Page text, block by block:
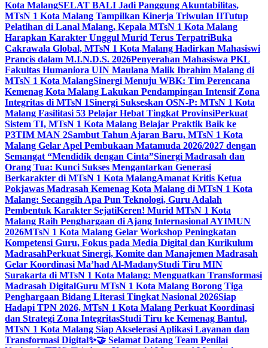
Kota MalangSELAT BALI Jadi Panggung Akuntabilitas,
MTsN 1 Kota Malang Tampilkan Kinerja Triwulan IITutup
Pelatihan di Lanal Malang, Kepala MTsN 1 Kota Malang
Harapkan Karakter Unggul Murid Terus TerpatriBuka
Cakrawala Global, MTsN 1 Kota Malang Hadirkan Mahasiswi
Prancis dalam M.I.N.D.S. 2026Penyerahan Mahasiswa PKL
Fakultas Humaniora UIN Maulana Malik Ibrahim Malang di
MTsN 1 Kota MalangSinergi Menuju WBK: Tim Perencana
Kemenag Kota Malang Lakukan Pendampingan Intensif Zona
Integritas di MTsN 1Sinergi Sukseskan OSN-P: MTsN 1 Kota
Malang Fasilitasi 53 Pelajar Hebat Tingkat ProvinsiPerkuat
Sistem TI, MTsN 1 Kota Malang Belajar Praktik Baik ke
P3TIM MAN 2Sambut Tahun Ajaran Baru, MTsN 1 Kota
Malang Gelar Apel Pembukaan Matamuda 2026/2027 dengan
Semangat “Mendidik dengan Cinta”Sinergi Madrasah dan
Orang Tua: Kunci Sukses Mengantarkan Generasi
Berkarakter di MTsN 1 Kota MalangAmanat Kritis Ketua
Pokjawas Madrasah Kemenag Kota Malang di MTsN 1 Kota
Malang: Secanggih Apa Pun Teknologi, Guru Adalah
Pembentuk Karakter SejatiKeren! Murid MTsN 1 Kota
Malang Raih Penghargaan di Ajang Internasional AYIMUN
2026MTsN 1 Kota Malang Gelar Workshop Peningkatan
Kompetensi Guru, Fokus pada Media Digital dan Kurikulum
MadrasahPerkuat Sinergi, Komite dan Manajemen Madrasah
Gelar Koordinasi Ma’had Al-MadanyStudi Tiru MIN
Surakarta di MTsN 1 Kota Malang: Menguatkan Transformasi
Madrasah DigitalGuru MTsN 1 Kota Malang Borong Tiga
Penghargaan Bidang Literasi Tingkat Nasional 2026Siap
Hadapi TPN 2026, MTsN 1 Kota Malang Perkuat Koordinasi
dan Strategi Zona IntegritasStudi Tiru ke Kemenag Bantul,
MTsN 1 Kota Malang Siap Akselerasi Aplikasi Layanan dan
Transformasi Digital✨🤝 Selamat Datang Team Penilai